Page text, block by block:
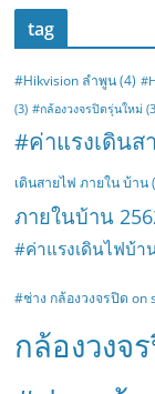
tag
#Hikvision ลำพูน(4)
(3) #กล้องวงจรปิดรุ่นใหม่
#ค่าแรงเดินส
เดินสายไฟ ภายใน บ้าน
ภายในบ้าน
#ค่าแรงเดินไฟบ้า
#ช่าง กล้องวงจรปิด on
กล้องวงจ